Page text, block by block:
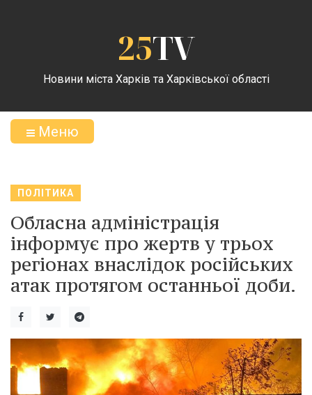
25TV
Новини міста Харків та Харківської області
Меню
ПОЛІТИКА
Обласна адміністрація
інформує про жертв у трьох
регіонах внаслідок російських
атак протягом останньої доби.